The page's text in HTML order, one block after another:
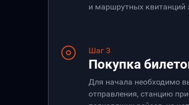
и маршрутных квитанций
Шаг 3
Покупка
Для начала необходимо
отправления, станцию